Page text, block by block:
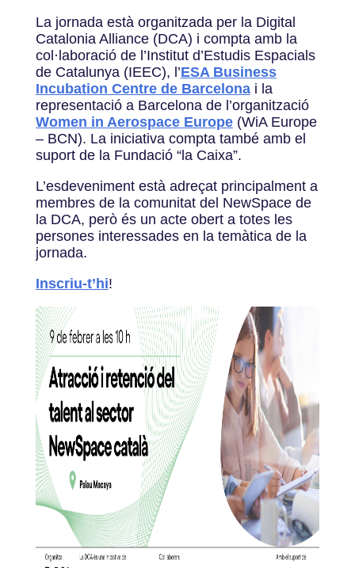
La jornada està organitzada per la Digital
Catalonia Alliance (DCA) i compta amb la
col·laboració de l’Institut d’Estudis Espacials
de Catalunya (IEEC), l’ESA Business
Incubation Centre de Barcelonai la
representació a Barcelona de l’organització
Women in Aerospace Europe(WiA Europe
– BCN). La iniciativa compta també amb el
suport de la Fundació “la Caixa”.
L’esdeveniment està adreçat principalment a
membres de la comunitat del NewSpace de
la DCA, però és un acte obert a totes les
persones interessades en la temàtica de la
jornada.
Inscriu-t’hi!